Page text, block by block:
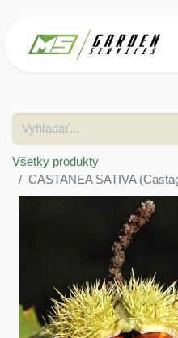
Všetky produkty
CASTANEA SATIVA